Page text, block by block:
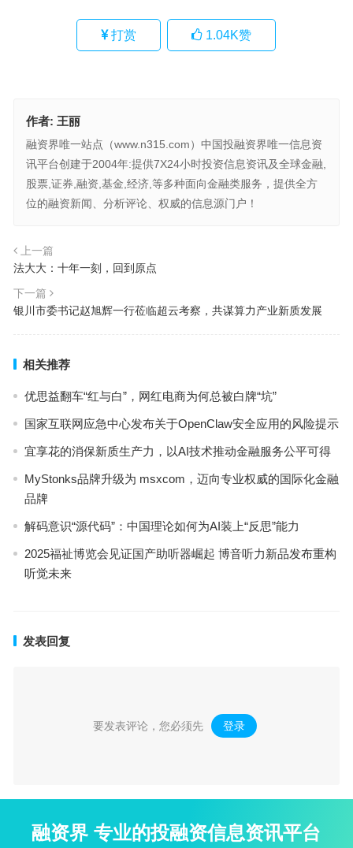
打赏 1.04K赞
作者: 王丽
融资界唯一站点（www.n315.com）中国投融资界唯一信息资
讯平台创建于2004年:提供7X24小时投资信息资讯及全球金融,
股票,证券,融资,基金,经济,等多种面向金融类服务，提供全方
位的融资新闻、分析评论、权威的信息源门户！
上一篇
法大大：十年一刻，回到原点
下一篇
银川市委书记赵旭辉一行莅临超云考察，共谋算力产业新质发展
相关推荐
优思益翻车“红与白”，网红电商为何总被白牌“坑”
国家互联网应急中心发布关于OpenClaw安全应用的风险提示
宜享花的消保新质生产力，以AI技术推动金融服务公平可得
MyStonks品牌升级为 msxcom，迈向专业权威的国际化金融
品牌
解码意识“源代码”：中国理论如何为AI装上“反思”能力
2025福祉博览会见证国产助听器崛起 博音听力新品发布重构
听觉未来
发表回复
要发表评论，您必须先 登录 。
融资界 专业的投融资信息资讯平台